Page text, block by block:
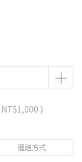
NT$1,000 )
運送方式